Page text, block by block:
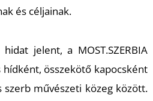
és céljainak.
jelent, a MOST.SZERBIA
összekötő kapocsként
művészeti közeg között.